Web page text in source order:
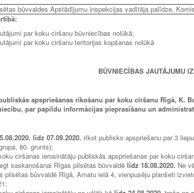
būvvaldes Apstādījumu inspekcijas vadītāja palīdze,
par koku ciršanu būvniecības nolūkā;
par koku ciršanu teritorijas kopšanas nolūkā
BŪVNIECĪBAS JAUTĀJUMU
apspriešanas rīkošanu par koku ciršanu Rīgā, K.
par papildu informācijas pieprasīšanu un
08.2020. līdz 07.09.2020. rīkot publisko apspriešanu par 3
80. grunts);
ciršanas ierosinātāju publiskās apspriešanas par koku
saskaņošanai Rīgas pilsētas būvvaldē līdz 18.08.2020. Ne
pilsētas būvvaldē Rīgā, Amatu ielā 4, vienpusēju planšeti